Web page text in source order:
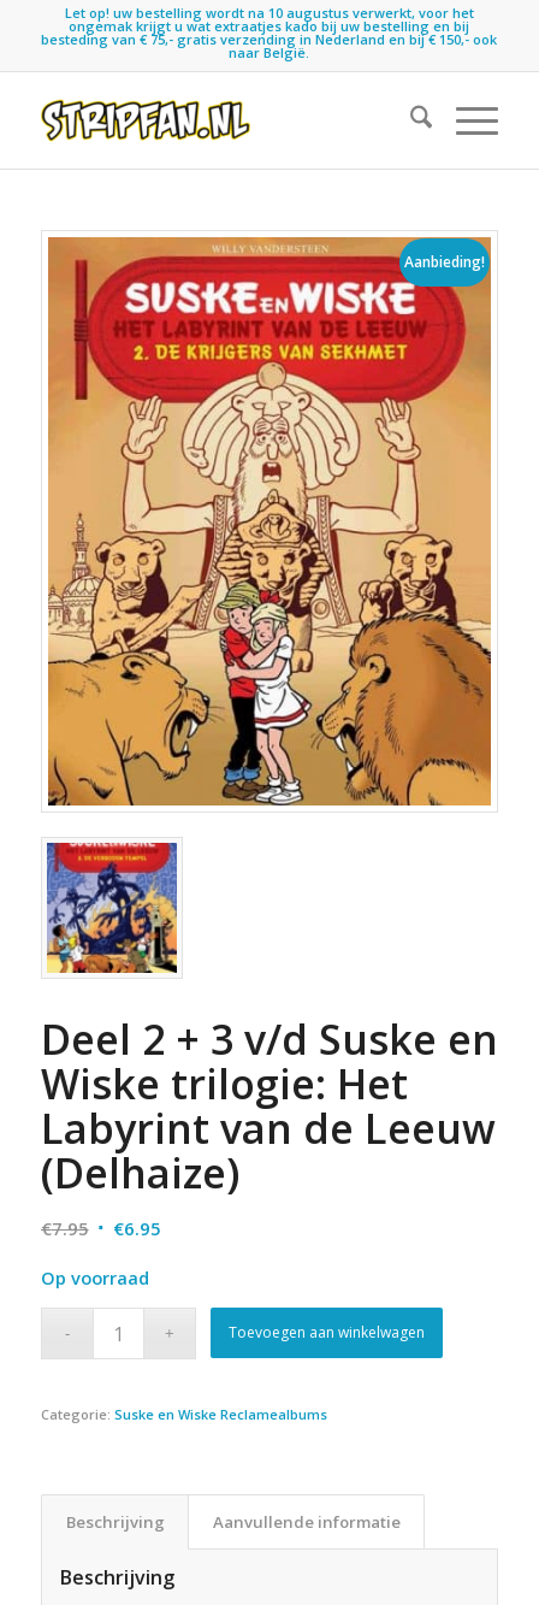
Let op! uw bestelling wordt na 10 augustus verwerkt, voor het
ongemak krijgt u wat extraatjes kado bij uw bestelling en bij
besteding van € 75,- gratis verzending in Nederland en bij € 150,- ook
naar België.
Aanbieding!
Deel 2 + 3 v/d Suske en
Wiske trilogie: Het
Labyrint van de Leeuw
(Delhaize)
€7.95 Oorspronkelijke
was:
€7.95.
€6.95Huidige
€6.95.
Op voorraad
Toevoegen aan winkelwagen
Categorie: Suske en Wiske Reclamealbums
Beschrijving Aanvullende informatie
Beschrijving